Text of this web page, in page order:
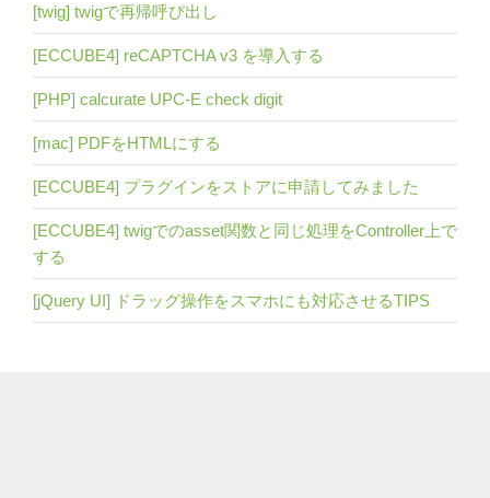
[twig] twigで再帰呼び出し
[ECCUBE4] reCAPTCHA v3 を導入する
[PHP] calcurate UPC-E check digit
[mac] PDFをHTMLにする
[ECCUBE4] プラグインをストアに申請してみました
[ECCUBE4] twigでのasset関数と同じ処理をController上で
する
[jQuery UI] ドラッグ操作をスマホにも対応させるTIPS